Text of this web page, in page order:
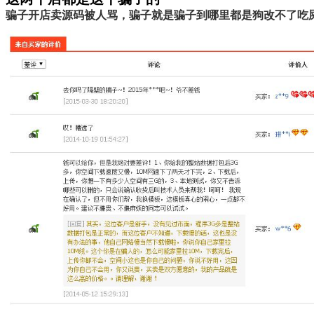
骗子开店卖源码被人骂，骗子就是骗子到哪里都是狗改不了吃